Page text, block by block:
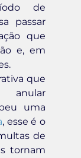
de
passar
que
e, em
que
anular
uma
, esse é o
de
tornam